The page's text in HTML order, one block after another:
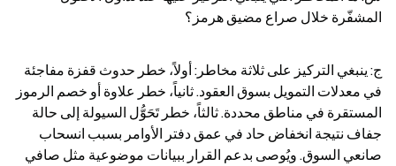
المشفّرة خلال صراع مضيق هرمز؟